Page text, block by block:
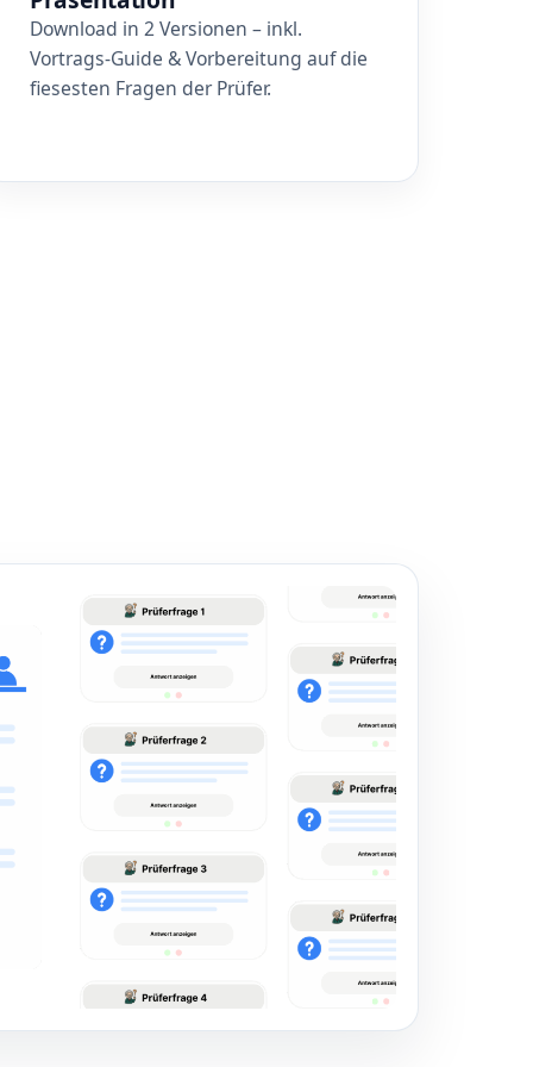
Download in 2 Versionen – inkl.
Vortrags-Guide & Vorbereitung auf die
fiesesten Fragen der Prüfer.